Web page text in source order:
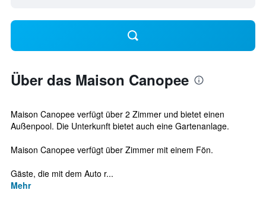
Über das Maison Canopee
Maison Canopee verfügt über 2 Zimmer und bietet einen
Außenpool. Die Unterkunft bietet auch eine Gartenanlage.
Maison Canopee verfügt über Zimmer mit einem Fön.
Gäste, die mit dem Auto r...
Mehr